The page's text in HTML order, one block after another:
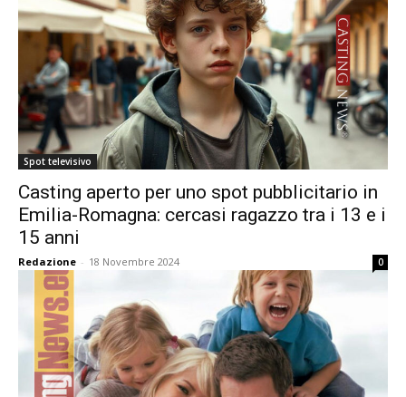
Spot televisivo
Casting aperto per uno spot pubblicitario in
Emilia-Romagna: cercasi ragazzo tra i 13 e i
15 anni
Redazione - 18 Novembre 2024 0